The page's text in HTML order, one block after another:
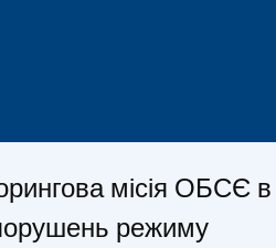
місія ОБСЄ в
режиму